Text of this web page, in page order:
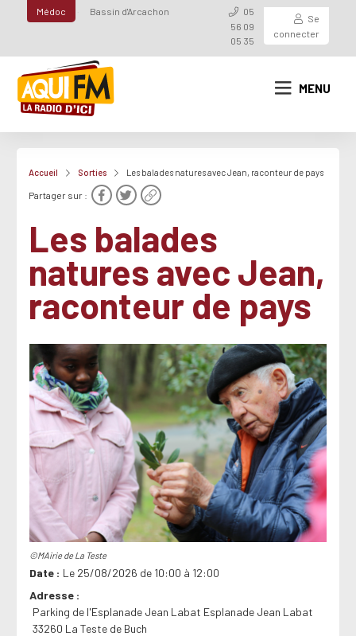
Médoc Bassin d'Arcachon
05
56 09
05 35
Se
connecter
MENU
Accueil Sorties Les balades natures avec Jean, raconteur de pays
Partager sur :
Les balades
natures avec Jean,
raconteur de pays
©MAirie de La Teste
Date
Le 25/08/2026 de 10:00 à 12:00
Adresse
Parking de l'Esplanade Jean Labat Esplanade Jean Labat
33260 La Teste de Buch